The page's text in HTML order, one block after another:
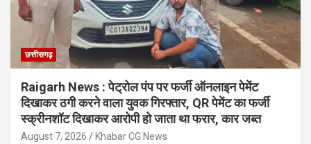
छत्तीसगढ़
Raigarh News : पेट्रोल पंप पर फर्जी ऑनलाइन पेमेंट
दिखाकर ठगी करने वाला युवक गिरफ्तार, QR पेमेंट का फर्जी
स्क्रीनशॉट दिखाकर आरोपी हो जाता था फरार, कार जब्त
August 7, 2026 Khabar CG News